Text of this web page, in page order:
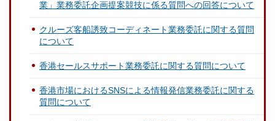
業」業務委託企画提案競技に係る質問への回答について
クルーズ客船誘致コーディネート業務委託に関する質問
について
香港セールスサポート業務委託に関する質問について
香港市場におけるSNSによる情報発信業務委託に関する
質問について